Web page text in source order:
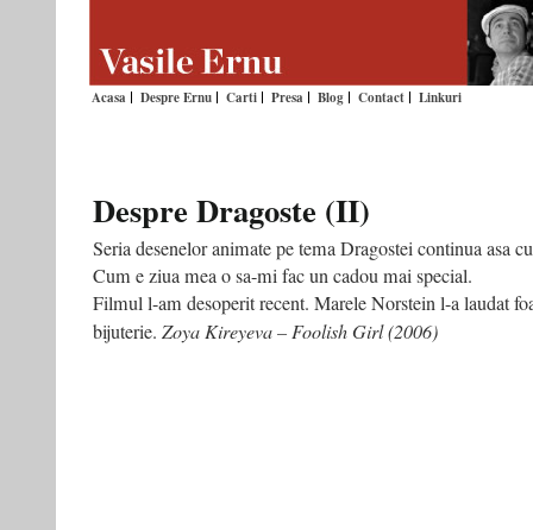
Acasa Despre Ernu Carti Presa Blog Contact Linkuri
Despre Dragoste (II)
Seria desenelor animate pe tema Dragostei continua asa
Cum e ziua mea o sa-mi fac un cadou mai special.
Filmul l-am desoperit recent. Marele Norstein l-a laudat
bijuterie. Zoya Kireyeva – Foolish Girl (2006)